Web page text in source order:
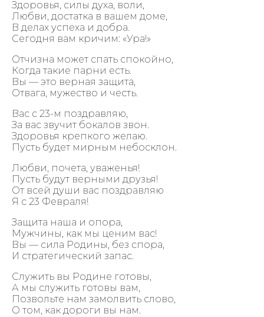
Здоровья, силы духа, воли,
Любви, достатка в вашем доме,
В делах успеха и добра.
Сегодня вам кричим: «Ура!»
Отчизна может спать спокойно,
Когда такие парни есть.
Вы — это верная защита,
Отвага, мужество и честь.
Вас с 23-м поздравляю,
За вас звучит бокалов звон.
Здоровья крепкого желаю.
Пусть будет мирным небосклон.
Любви, почета, уваженья!
Пусть будут верными друзья!
От всей души вас поздравляю
Я с 23 Февраля!
Защита наша и опора,
Мужчины, как мы ценим вас!
Вы — сила Родины, без спора,
И стратегический запас.
Служить вы Родине готовы,
А мы служить готовы вам,
Позвольте нам замолвить слово,
О том, как дороги вы нам.